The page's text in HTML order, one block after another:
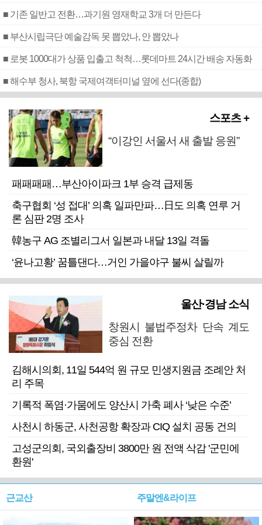
■ 기존 일반고 전환…과기원 영재학교 3개 더 만든다
■ 부산시립극단 예술감독 못 뽑았나, 안 뽑았나
■ 로봇 1000대가 상품 입출고 척척…롯데마트 24시간 배송 자동화
■ 해수부 청사, 북항 국제여객터미널 옆에 선다(종합)
스포츠 +
“이강인 서울서 새 출발 응원”
패패패패…부산아이파크 1부 승격 급제동
축구협회 ‘성 접대’ 의혹 일파만파…日도 의혹 연루 거
론 심판 2명 조사
韓농구 AG 조별리그서 일본과 내달 13일 격돌
‘윤나고황’ 꿈틀댄다…거인 가을야구 불씨 살릴까
울산·경남 소식
창원시 불법주정차 단속 계도
중심 전환
김해시의회, 11일 544억 원 규모 민생지원금 조례안 처
리 주목
기록적 폭염·가뭄에도 양산시 가축 폐사 ‘낮은 수준’
사천시 하동군, 사천공항 확장과 CIQ 설치 공동 건의
고성군의회, 국외출장비 3800만 원 전액 삭감 '군민에
환원'
근교산 주말엔&라이프